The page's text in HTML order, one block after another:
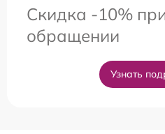
Скидка -10%
обращении
Узнать